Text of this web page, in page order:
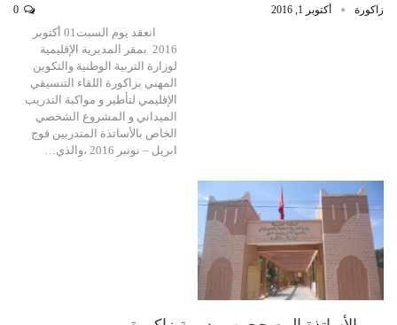
زاكورة أكتوبر 1, 2016
انعقد يوم السبت01 أكتوبر
2016 بمقر المديرية الإقليمية
لوزارة التربية الوطنية والتكوين
المهني بزاكورة اللقاء التنسيقي
الإقليمي لتأطير و مواكبة التدريب
الميداني و المشروع الشخصي
الخاص بالأساتذة المتدربين فوج
ابريل – نونبر 2016 ،والذي…